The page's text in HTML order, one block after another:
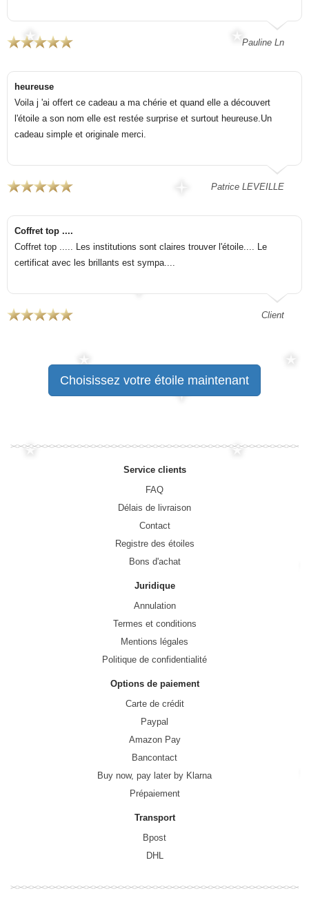
Pauline Ln
heureuse
Voila j 'ai offert ce cadeau a ma chérie et quand elle a découvert
l'étoile a son nom elle est restée surprise et surtout heureuse.Un
cadeau simple et originale merci.
Patrice LEVEILLE
Coffret top ....
Coffret top ..... Les institutions sont claires trouver l'étoile.... Le
certificat avec les brillants est sympa....
Client
Choisissez votre étoile maintenant
Service clients
FAQ
Délais de livraison
Contact
Registre des étoiles
Bons d'achat
Juridique
Annulation
Termes et conditions
Mentions légales
Politique de confidentialité
Options de paiement
Carte de crédit
Paypal
Amazon Pay
Bancontact
Buy now, pay later by Klarna
Prépaiement
Transport
Bpost
DHL